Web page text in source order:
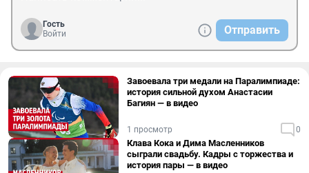
Гость
Войти
Отправить
Завоевала три медали на Паралимпиаде:
история сильной духом Анастасии
Багиян — в видео
1 просмотр 0
Клава Кока и Дима Масленников
сыграли свадьбу. Кадры с торжества и
история пары — в видео